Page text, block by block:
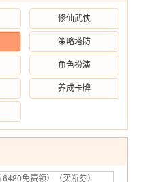
修仙武侠
策略塔防
角色扮演
养成卡牌